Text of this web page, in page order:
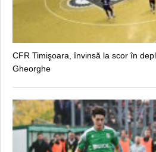
CFR Timişoara, învinsă la scor în
Gheorghe